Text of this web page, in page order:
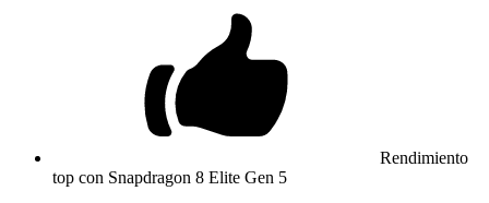
Rendimiento
top con Snapdragon 8 Elite Gen 5